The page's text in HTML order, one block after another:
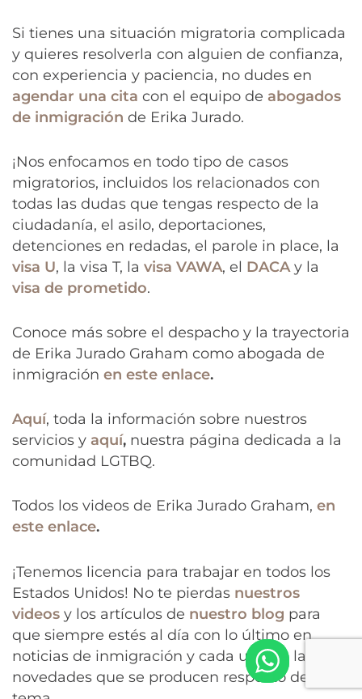
Si tienes una situación migratoria complicada
y quieres resolverla con alguien de confianza,
con experiencia y paciencia, no dudes en
agendar una cita con el equipo de abogados
de inmigración de Erika Jurado.
¡Nos enfocamos en todo tipo de casos
migratorios, incluidos los relacionados con
todas las dudas que tengas respecto de la
ciudadanía, el asilo, deportaciones,
detenciones en redadas, el parole in place, la
visa U, la visa T, la visa VAWA, el DACAy la
visa de prometido.
Conoce más sobre el despacho y la trayectoria
de Erika Jurado Graham como abogada de
inmigración en este enlace.
Aquí, toda la información sobre nuestros
servicios y aquí, nuestra página dedicada a la
comunidad LGTBQ.
Todos los videos de Erika Jurado Graham, en
este enlace.
¡Tenemos licencia para trabajar en todos los
Estados Unidos! No te pierdas nuestros
videos y los artículos de nuestro blog para
que siempre estés al día con lo último en
noticias de inmigración y cada una de las
novedades que se producen respecto del